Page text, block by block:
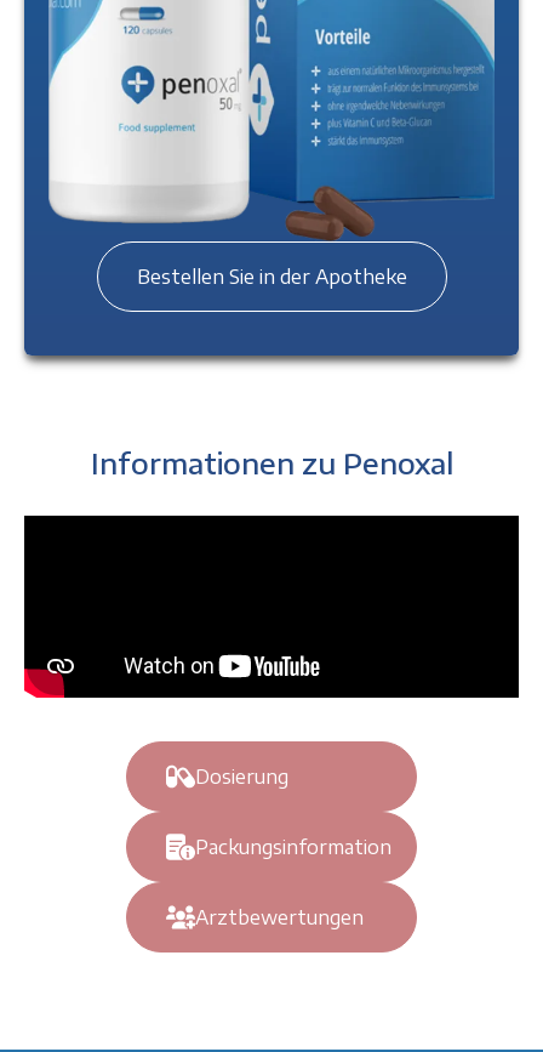
Bestellen Sie in der Apotheke
Informationen zu Penoxal
Dosierung
Packungsinformation
Arztbewertungen